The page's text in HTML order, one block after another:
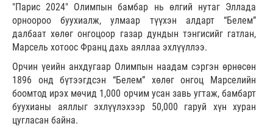
"Парис 2024" Олимпын бамбар нь өлгий нутаг Эллада
орноороо буухиалж, улмаар түүхэн алдарт “Белем”
далбаат хөлөг онгоцоор газар дундын тэнгисийг гатлан,
Марсель хотоос Франц дахь аяллаа эхлүүллээ.
Орчин үеийн анхдугаар Олимпын наадам сэргэн өрнөсөн
1896 онд бүтээгдсэн “Белем” хөлөг онгоц Марселийн
боомтод ирэх мөчид 1,000 орчим усан завь угтаж, бамбарт
буухианы аяллыг эхлүүлэхээр 50,000 гаруй хүн хуран
цугласан байна.